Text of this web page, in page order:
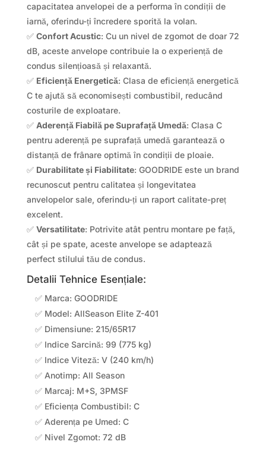
capacitatea anvelopei de a performa în condiții de
iarnă, oferindu-ți încredere sporită la volan.
✅ Confort Acustic: Cu un nivel de zgomot de doar 72
dB, aceste anvelope contribuie la o experiență de
condus silențioasă și relaxantă.
✅ Eficiență Energetică: Clasa de eficiență energetică
C te ajută să economisești combustibil, reducând
costurile de exploatare.
✅ Aderență Fiabilă pe Suprafață Umedă: Clasa C
pentru aderență pe suprafață umedă garantează o
distanță de frânare optimă în condiții de ploaie.
✅ Durabilitate și Fiabilitate: GOODRIDE este un brand
recunoscut pentru calitatea și longevitatea
anvelopelor sale, oferindu-ți un raport calitate-preț
excelent.
✅ Versatilitate: Potrivite atât pentru montare pe față,
cât și pe spate, aceste anvelope se adaptează
perfect stilului tău de condus.
Detalii Tehnice Esențiale:
✅ Marca: GOODRIDE
✅ Model: AllSeason Elite Z-401
✅ Dimensiune: 215/65R17
✅ Indice Sarcină: 99 (775 kg)
✅ Indice Viteză: V (240 km/h)
✅ Anotimp: All Season
✅ Marcaj: M+S, 3PMSF
✅ Eficiența Combustibil: C
✅ Aderența pe Umed: C
✅ Nivel Zgomot: 72 dB